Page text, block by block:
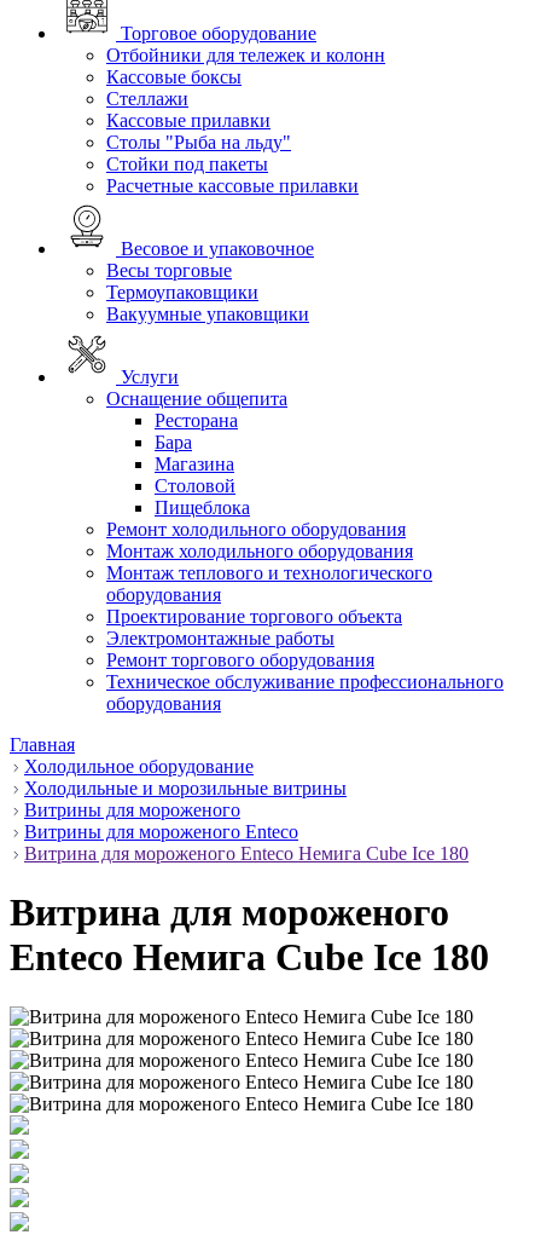
Торговое оборудование
Отбойники для тележек и колонн
Кассовые боксы
Стеллажи
Кассовые прилавки
Столы "Рыба на льду"
Стойки под пакеты
Расчетные кассовые прилавки
Весовое и упаковочное
Весы торговые
Термоупаковщики
Вакуумные упаковщики
Услуги
Оснащение общепита
Ресторана
Бара
Магазина
Столовой
Пищеблока
Ремонт холодильного оборудования
Монтаж холодильного оборудования
Монтаж теплового и технологического
оборудования
Проектирование торгового объекта
Электромонтажные работы
Ремонт торгового оборудования
Техническое обслуживание профессионального
оборудования
Главная
Холодильное оборудование
Холодильные и морозильные витрины
Витрины для мороженого
Витрины для мороженого Enteco
Витрина для мороженого Enteco Немига Cube Ice 180
Витрина для мороженого
Enteco Немига Cube Ice 180